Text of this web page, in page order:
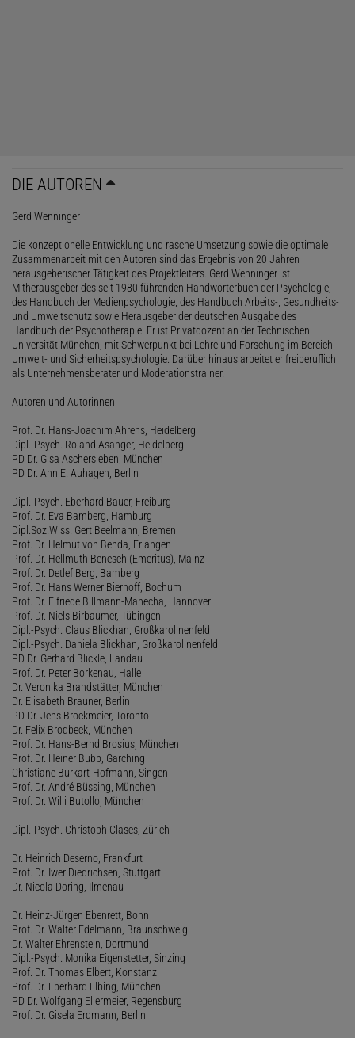
DIE AUTOREN
Gerd Wenninger
Die konzeptionelle Entwicklung und rasche Umsetzung sowie die optimale
Zusammenarbeit mit den Autoren sind das Ergebnis von 20 Jahren
herausgeberischer Tätigkeit des Projektleiters. Gerd Wenninger ist
Mitherausgeber des seit 1980 führenden Handwörterbuch der Psychologie,
des Handbuch der Medienpsychologie, des Handbuch Arbeits-, Gesundheits-
und Umweltschutz sowie Herausgeber der deutschen Ausgabe des
Handbuch der Psychotherapie. Er ist Privatdozent an der Technischen
Universität München, mit Schwerpunkt bei Lehre und Forschung im Bereich
Umwelt- und Sicherheitspsychologie. Darüber hinaus arbeitet er freiberuflich
als Unternehmensberater und Moderationstrainer.
Autoren und Autorinnen
Prof. Dr. Hans-Joachim Ahrens, Heidelberg
Dipl.-Psych. Roland Asanger, Heidelberg
PD Dr. Gisa Aschersleben, München
PD Dr. Ann E. Auhagen, Berlin
Dipl.-Psych. Eberhard Bauer, Freiburg
Prof. Dr. Eva Bamberg, Hamburg
Dipl.Soz.Wiss. Gert Beelmann, Bremen
Prof. Dr. Helmut von Benda, Erlangen
Prof. Dr. Hellmuth Benesch (Emeritus), Mainz
Prof. Dr. Detlef Berg, Bamberg
Prof. Dr. Hans Werner Bierhoff, Bochum
Prof. Dr. Elfriede Billmann-Mahecha, Hannover
Prof. Dr. Niels Birbaumer, Tübingen
Dipl.-Psych. Claus Blickhan, Großkarolinenfeld
Dipl.-Psych. Daniela Blickhan, Großkarolinenfeld
PD Dr. Gerhard Blickle, Landau
Prof. Dr. Peter Borkenau, Halle
Dr. Veronika Brandstätter, München
Dr. Elisabeth Brauner, Berlin
PD Dr. Jens Brockmeier, Toronto
Dr. Felix Brodbeck, München
Prof. Dr. Hans-Bernd Brosius, München
Prof. Dr. Heiner Bubb, Garching
Christiane Burkart-Hofmann, Singen
Prof. Dr. André Büssing, München
Prof. Dr. Willi Butollo, München
Dipl.-Psych. Christoph Clases, Zürich
Dr. Heinrich Deserno, Frankfurt
Prof. Dr. Iwer Diedrichsen, Stuttgart
Dr. Nicola Döring, Ilmenau
Dr. Heinz-Jürgen Ebenrett, Bonn
Prof. Dr. Walter Edelmann, Braunschweig
Dr. Walter Ehrenstein, Dortmund
Dipl.-Psych. Monika Eigenstetter, Sinzing
Prof. Dr. Thomas Elbert, Konstanz
Prof. Dr. Eberhard Elbing, München
PD Dr. Wolfgang Ellermeier, Regensburg
Prof. Dr. Gisela Erdmann, Berlin